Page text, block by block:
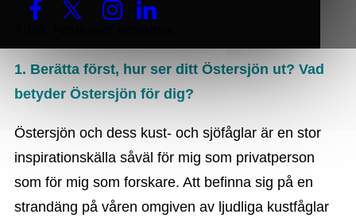
1. Berätta först, hur ser ditt Östersjön ut? Vad
betyder Östersjön för dig?
Östersjön och dess kust- och sjöfåglar är en stor
inspirationskälla såväl för mig som privatperson
som för mig som forskare. Att befinna sig på en
strandäng på våren omgiven av ljudliga kustfåglar